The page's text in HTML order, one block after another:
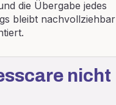
die Übergabe jedes
bleibt nachvollziehbar
nicht